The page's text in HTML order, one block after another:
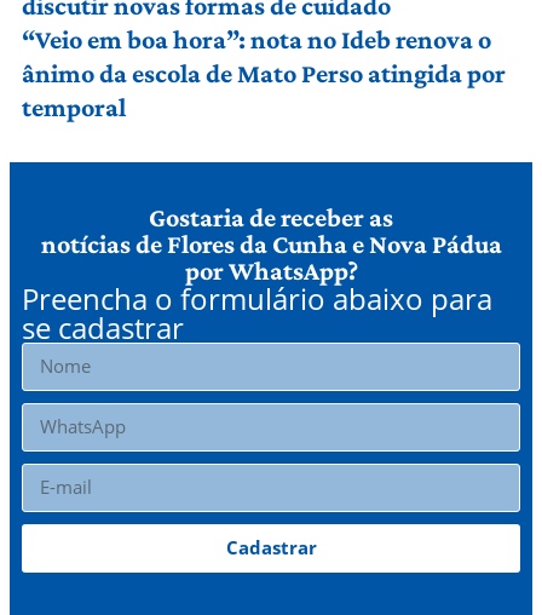
“Veio em boa hora”: nota no Ideb renova o
ânimo da escola de Mato Perso atingida por
temporal
Gostaria de receber as
notícias de Flores da Cunha e Nova Pádua
por WhatsApp?
Preencha o formulário abaixo para
se cadastrar
Cadastrar